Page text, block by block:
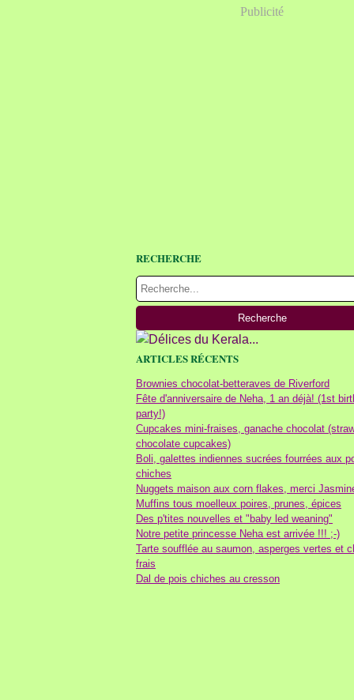
Publicité
RECHERCHE
ARTICLES RÉCENTS
Brownies chocolat-betteraves de Riverford
Fête d'anniversaire de Neha, 1 an déjà! (1st
party!)
Cupcakes mini-fraises, ganache chocolat
chocolate cupcakes)
Boli, galettes indiennes sucrées fourrées aux
chiches
Nuggets maison aux corn flakes, merci
Muffins tous moelleux poires, prunes, épices
Des p'tites nouvelles et "baby led weaning"
Notre petite princesse Neha est arrivée !!! ;-)
Tarte soufflée au saumon, asperges vertes et
frais
Dal de pois chiches au cresson